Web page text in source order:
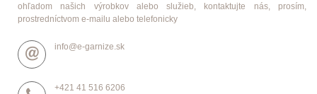
ohľadom našich výrobkov alebo služieb, kontaktujte nás, prosím,
prostredníctvom e-mailu alebo telefonicky
info@e-garnize.sk
+421 41 516 6206